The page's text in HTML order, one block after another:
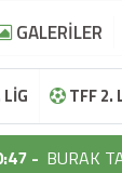
GALERİLER
TFF 2.
- BURAK